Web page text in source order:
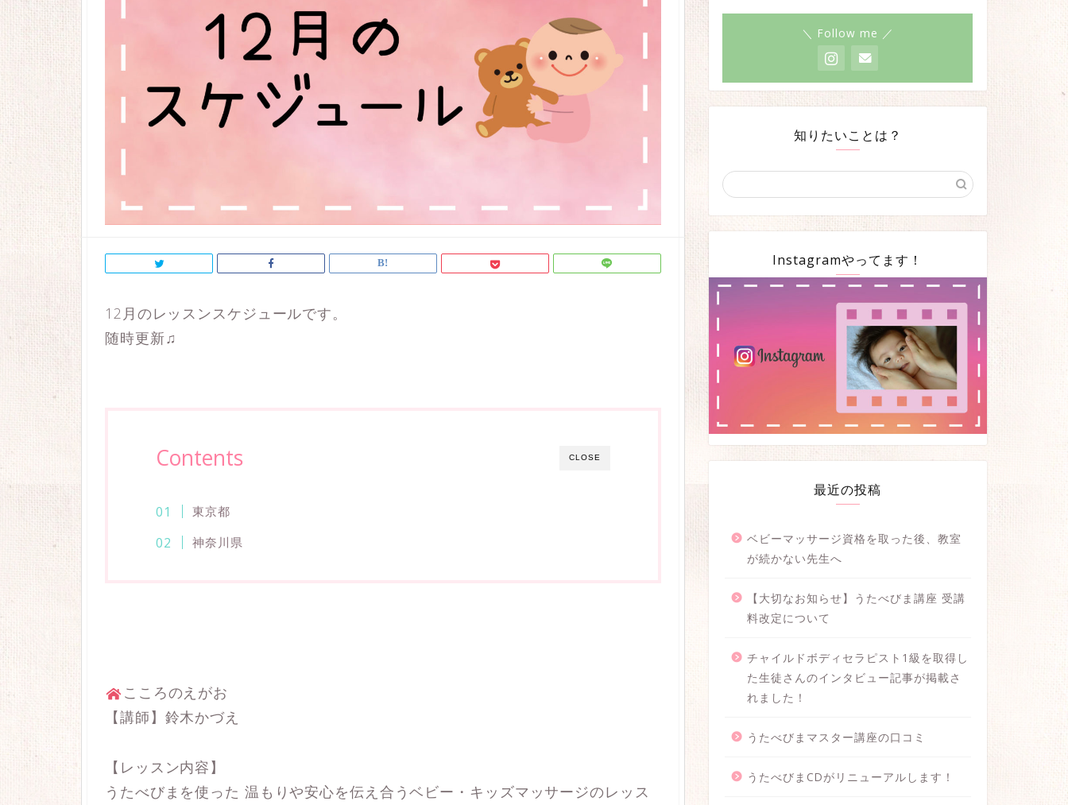
12月のレッスンスケジュールです。
随時更新♫
CLOSE
Contents
東京都
神奈川県
こころのえがお
【講師】鈴木かづえ
【レッスン内容】
うたべびまを使った 温もりや安心を伝え合うベビー・キッズマッサージのレッス
＼ Follow me ／
知りたいことは？
Instagramやってます！
最近の投稿
ベビーマッサージ資格を取った後、教室
が続かない先生へ
【大切なお知らせ】うたべびま講座 受講
料改定について
チャイルドボディセラピスト1級を取得し
た生徒さんのインタビュー記事が掲載さ
れました！
うたべびまマスター講座の口コミ
うたべびまCDがリニューアルします！